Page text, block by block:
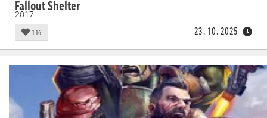
Fallout Shelter
2017
116 23. 10. 2025